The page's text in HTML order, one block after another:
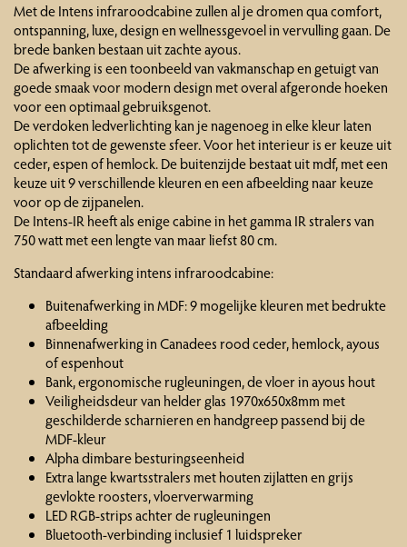
Met de Intens infraroodcabine zullen al je dromen qua comfort,
ontspanning, luxe, design en wellnessgevoel in vervulling gaan. De
brede banken bestaan uit zachte ayous.
De afwerking is een toonbeeld van vakmanschap en getuigt van
goede smaak voor modern design met overal afgeronde hoeken
voor een optimaal gebruiksgenot.
De verdoken ledverlichting kan je nagenoeg in elke kleur laten
oplichten tot de gewenste sfeer. Voor het interieur is er keuze uit
ceder, espen of hemlock. De buitenzijde bestaat uit mdf, met een
keuze uit 9 verschillende kleuren en een afbeelding naar keuze
voor op de zijpanelen.
De Intens-IR heeft als enige cabine in het gamma IR stralers van
750 watt met een lengte van maar liefst 80 cm.
Standaard afwerking intens infraroodcabine:
Buitenafwerking in MDF: 9 mogelijke kleuren met bedrukte
afbeelding
Binnenafwerking in Canadees rood ceder, hemlock, ayous
of espenhout
Bank, ergonomische rugleuningen, de vloer in ayous hout
Veiligheidsdeur van helder glas 1970x650x8mm met
geschilderde scharnieren en handgreep passend bij de
MDF-kleur
Alpha dimbare besturingseenheid
Extra lange kwartsstralers met houten zijlatten en grijs
gevlokte roosters, vloerverwarming
LED RGB-strips achter de rugleuningen
Bluetooth-verbinding inclusief 1 luidspreker